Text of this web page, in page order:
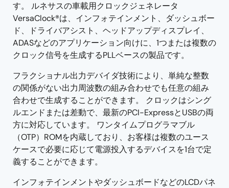
す。 ルネサスの車載用クロックジェネレータ
VersaClock®は、インフォテインメント、ダッシュボー
ド、ドライバアシスト、ヘッドアップディスプレイ、
ADASなどのアプリケーション向けに、1つまたは複数の
クロック信号を生成するPLLベースの製品です。
フラクショナル出力デバイダ技術により、単純な整数
の関係がない出力周波数の組み合わせでも任意の組み
合わせで生成することができます。 クロックはシング
ルエンドまたは差動で、最新のPCI-ExpressとUSBの両
方に対応しています。 ワンタイムプログラマブル
（OTP）ROMを内蔵しており、お客様は複数のユース
ケースで必要に応じて電源投入するデバイスを1台で定
義することができます。
インフォテインメントやダッシュボードなどのLCDパネ